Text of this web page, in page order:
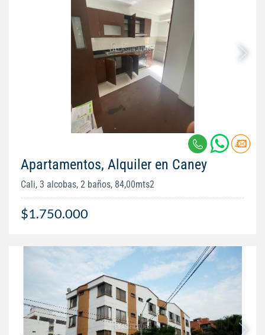
Apartamentos, Alquiler en Caney
Cali, 3 alcobas, 2 baños, 84,00mts2
$1.750.000